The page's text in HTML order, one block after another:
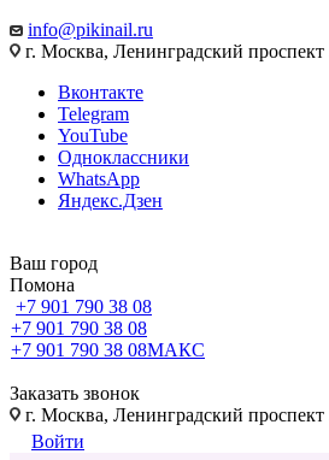
info@pikinail.ru
г. Москва, Ленинградский
Вконтакте
Telegram
YouTube
Одноклассники
WhatsApp
Яндекс.Дзен
Ваш город
Помона
+7 901 790 38 08
+7 901 790 38 08
+7 901 790 38 08МАКС
Заказать звонок
г. Москва, Ленинградский
Войти